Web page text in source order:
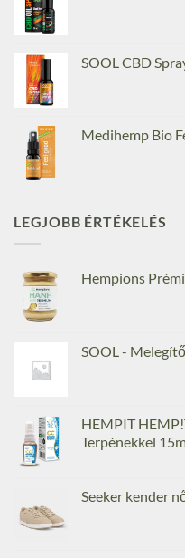
SOOL CBD
Medihemp Bio
LEGJOBB ÉRTÉKELÉS
Hempions
SOOL -
HEMPIT
Terpénekkel
Seeker kender